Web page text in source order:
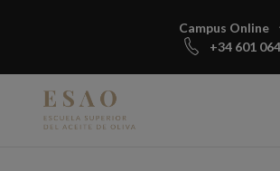
Campus Online
+34 601